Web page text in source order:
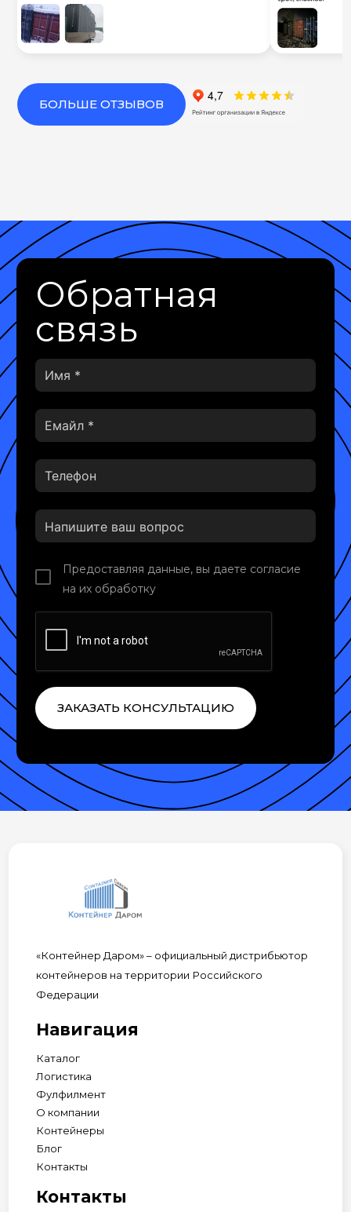
БОЛЬШЕ ОТЗЫВОВ
Обратная
связь
Предоставляя данные, вы даете согласие
на их обработку
ЗАКАЗАТЬ КОНСУЛЬТАЦИЮ
«Контейнер Даром» – официальный дистрибьютор
контейнеров на территории Российского
Федерации
Навигация
Каталог
Логистика
Фулфилмент
О компании
Контейнеры
Блог
Контакты
Контакты